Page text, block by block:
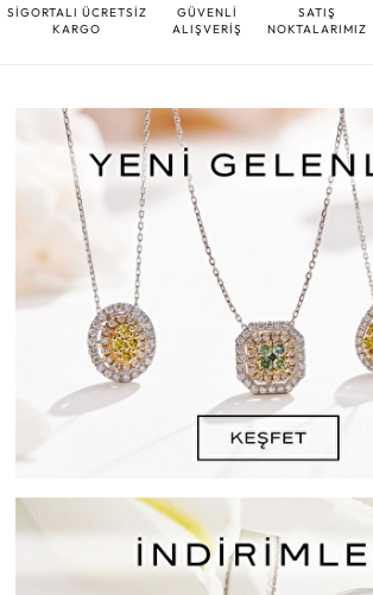
SİGORTALI ÜCRETSİZ
KARGO
GÜVENLİ
ALIŞVERİŞ
SATIŞ
NOKTALARIMIZ